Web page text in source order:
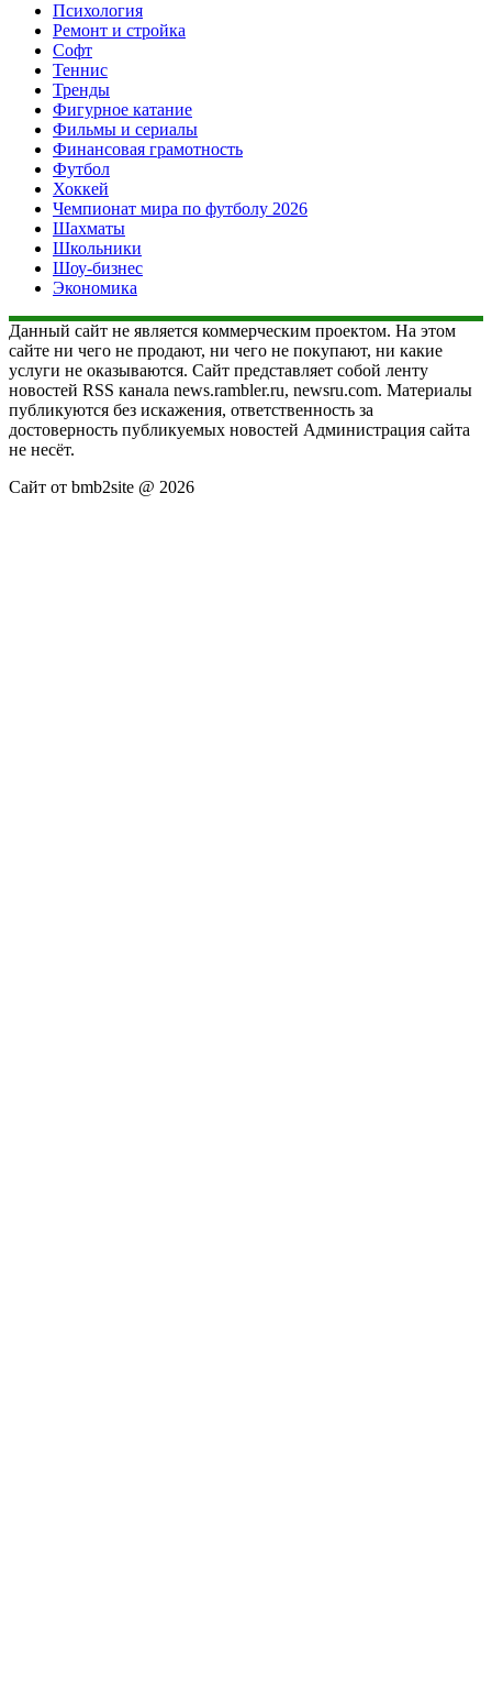
Психология
Ремонт и стройка
Софт
Теннис
Тренды
Фигурное катание
Фильмы и сериалы
Финансовая грамотность
Футбол
Хоккей
Чемпионат мира по футболу 2026
Шахматы
Школьники
Шоу-бизнес
Экономика
Данный сайт не является коммерческим проектом. На этом
сайте ни чего не продают, ни чего не покупают, ни какие
услуги не оказываются. Сайт представляет собой ленту
новостей RSS канала news.rambler.ru, newsru.com. Материалы
публикуются без искажения, ответственность за
достоверность публикуемых новостей Администрация сайта
не несёт.
Сайт от bmb2site @ 2026